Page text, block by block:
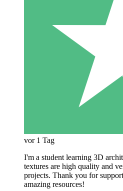
vor 1 Tag
I'm a student learning 3D
textures are high quality and
projects. Thank you for
amazing resources!